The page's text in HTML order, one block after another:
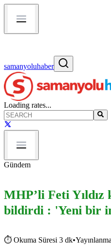
samanyoluhaber
Loading rates...
Gündem
MHP’li Feti Yıldız
bildirdi : 'Yeni bir
⏱ Okuma Süresi 3 dk•